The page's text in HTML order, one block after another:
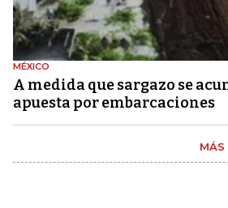
MÉXICO
A medida que sargazo se
apuesta por embarcaciones
MÁS